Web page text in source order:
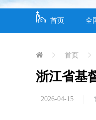
首页 全
首页
浙江省基
2026-04-15